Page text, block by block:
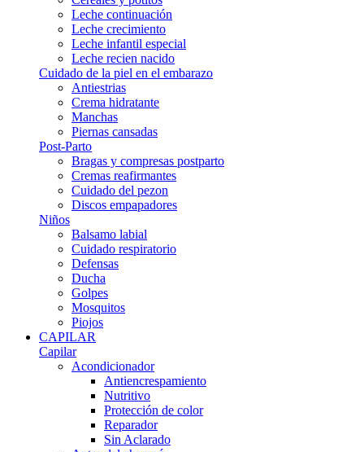
Leche continuación
Leche crecimiento
Leche infantil especial
Leche recien nacido
Cuidado de la piel en el embarazo
Antiestrias
Crema hidratante
Manchas
Piernas cansadas
Post-Parto
Bragas y compresas postparto
Cremas reafirmantes
Cuidado del pezon
Discos empapadores
Niños
Balsamo labial
Cuidado respiratorio
Defensas
Ducha
Golpes
Mosquitos
Piojos
CAPILAR
Capilar
Acondicionador
Antiencrespamiento
Nutritivo
Protección de color
Reparador
Sin Aclarado